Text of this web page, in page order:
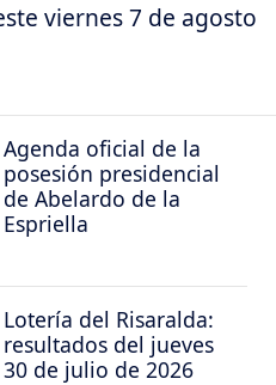
viernes 7 de agosto
Agenda oficial de la
posesión presidencial
de Abelardo de la
Espriella
Lotería del Risaralda:
resultados del jueves
30 de julio de 2026